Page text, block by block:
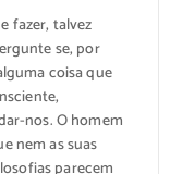
fazer, talvez
se, por
coisa que
nos. O homem
nem as suas